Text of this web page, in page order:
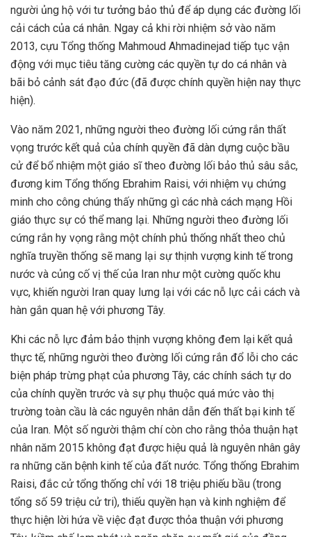
người ủng hộ với tư tưởng bảo thủ để áp dụng các đường lối
cải cách của cá nhân. Ngay cả khi rời nhiệm sở vào năm
2013, cựu Tổng thống Mahmoud Ahmadinejad tiếp tục vận
động với mục tiêu tăng cường các quyền tự do cá nhân và
bãi bỏ cảnh sát đạo đức (đã được chính quyền hiện nay thực
hiện).
Vào năm 2021, những người theo đường lối cứng rắn thất
vọng trước kết quả của chính quyền đã dàn dựng cuộc bầu
cử để bổ nhiệm một giáo sĩ theo đường lối bảo thủ sâu sắc,
đương kim Tổng thống Ebrahim Raisi, với nhiệm vụ chứng
minh cho công chúng thấy những gì các nhà cách mạng Hồi
giáo thực sự có thể mang lại. Những người theo đường lối
cứng rắn hy vọng rằng một chính phủ thống nhất theo chủ
nghĩa truyền thống sẽ mang lại sự thịnh vượng kinh tế trong
nước và củng cố vị thế của Iran như một cường quốc khu
vực, khiến người Iran quay lưng lại với các nỗ lực cải cách và
hàn gắn quan hệ với phương Tây.
Khi các nỗ lực đảm bảo thịnh vượng không đem lại kết quả
thực tế, những người theo đường lối cứng rắn đổ lỗi cho các
biện pháp trừng phạt của phương Tây, các chính sách tự do
của chính quyền trước và sự phụ thuộc quá mức vào thị
trường toàn cầu là các nguyên nhân dẫn đến thất bại kinh tế
của Iran. Một số người thậm chí còn cho rằng thỏa thuận hạt
nhân năm 2015 không đạt được hiệu quả là nguyên nhân gây
ra những căn bệnh kinh tế của đất nước. Tổng thống Ebrahim
Raisi, đắc cử tổng thống chỉ với 18 triệu phiếu bầu (trong
tổng số 59 triệu cử tri), thiếu quyền hạn và kinh nghiệm để
thực hiện lời hứa về việc đạt được thỏa thuận với phương